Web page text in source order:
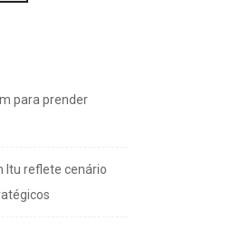
para prender
Itu reflete cenário